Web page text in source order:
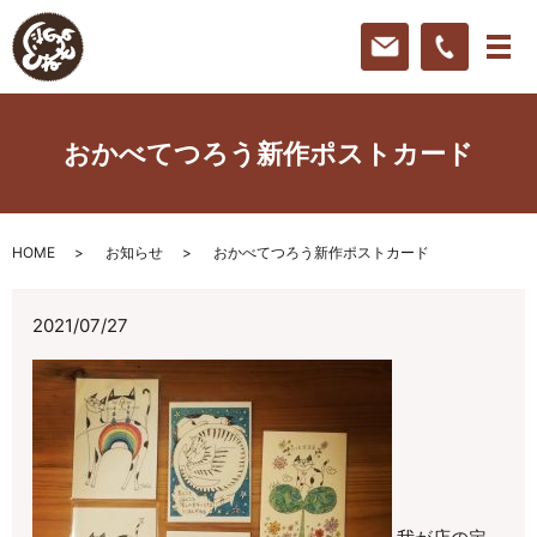
おかべてつろう新作ポストカード
HOME お知らせ おかべてつろう新作ポストカード
2021/07/27